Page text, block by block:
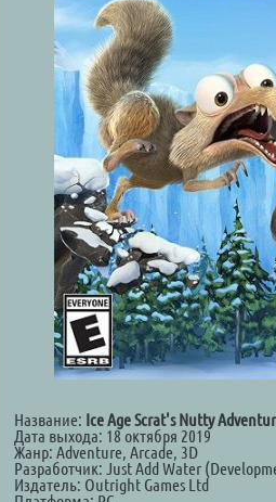
Название: Ice Age Scrat's Nutty
Дата выхода: 18 октября 2019
Жанр: Adventure, Arcade, 3D
Разработчик: Just Add Water
Издатель: Outright Games Ltd